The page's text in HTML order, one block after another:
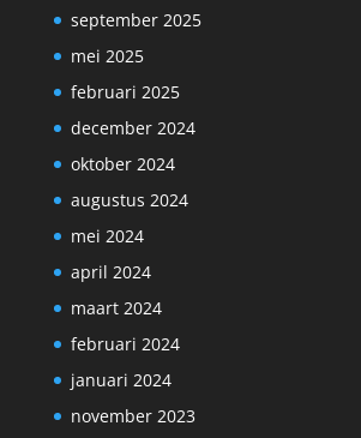
september 2025
mei 2025
februari 2025
december 2024
oktober 2024
augustus 2024
mei 2024
april 2024
maart 2024
februari 2024
januari 2024
november 2023